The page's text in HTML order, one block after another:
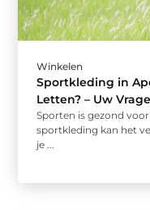
Winkelen
Sportkleding in
Letten? – Uw
Sporten is gezond
sportkleding kan het
je ...